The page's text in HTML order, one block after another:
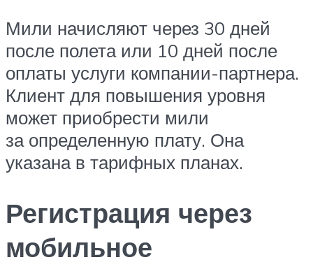
Мили начисляют через 30 дней
после полета или 10 дней после
оплаты услуги компании-партнера.
Клиент для повышения уровня
может приобрести мили
за определенную плату. Она
указана в тарифных планах.
Регистрация через
мобильное